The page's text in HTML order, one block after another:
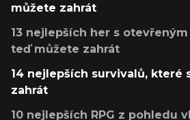
můžete zahrát
13 nejlepších her s
teď můžete zahrát
14 nejlepších survivalů, které
zahrát
10 nejlepších RPG z pohledu